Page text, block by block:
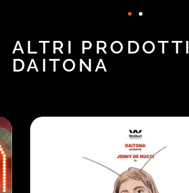
ALTRI PRODOTTI
DAITONA